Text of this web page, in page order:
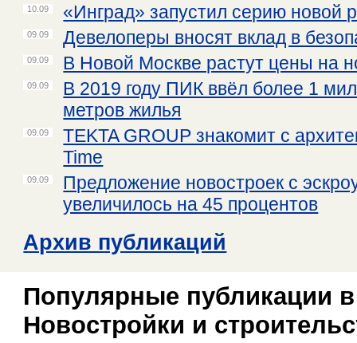
10.09 «Инград» запустил серию новой
09.09 Девелоперы вносят вклад в
09.09 В Новой Москве растут цены на
09.09
В 2019 году ПИК ввёл более 1
метров жилья
09.09
TEKTA GROUP знакомит с
Time
09.09
Предложение новостроек с
увеличилось на 45 процентов
Архив публикаций
Популярные публикации
Новостройки и